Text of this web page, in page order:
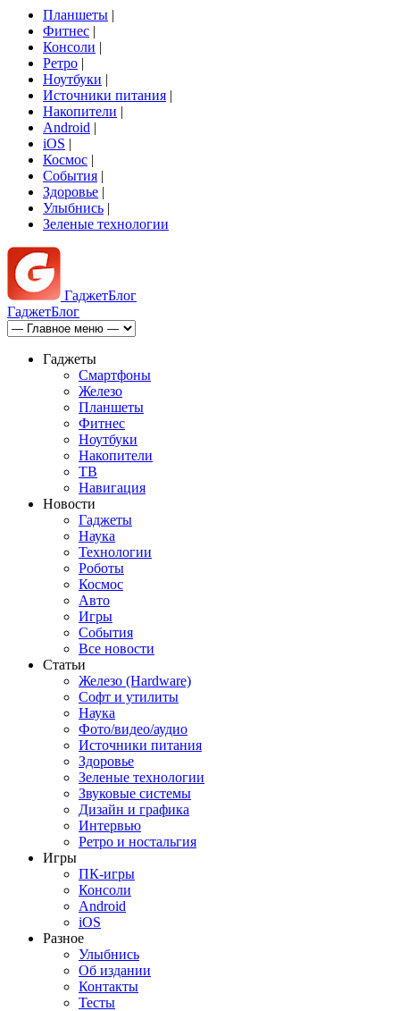
Планшеты |
Фитнес |
Консоли |
Ретро |
Ноутбуки |
Источники питания |
Накопители |
Android |
iOS |
Космос |
События |
Здоровье |
Улыбнись |
Зеленые технологии
ГаджетБлог
ГаджетБлог
Гаджеты
Смартфоны
Железо
Планшеты
Фитнес
Ноутбуки
Накопители
ТВ
Навигация
Новости
Гаджеты
Наука
Технологии
Роботы
Космос
Авто
Игры
События
Все новости
Статьи
Железо (Hardware)
Софт и утилиты
Наука
Фото/видео/аудио
Источники питания
Здоровье
Зеленые технологии
Звуковые системы
Дизайн и графика
Интервью
Ретро и ностальгия
Игры
ПК-игры
Консоли
Android
iOS
Разное
Улыбнись
Об издании
Контакты
Тесты